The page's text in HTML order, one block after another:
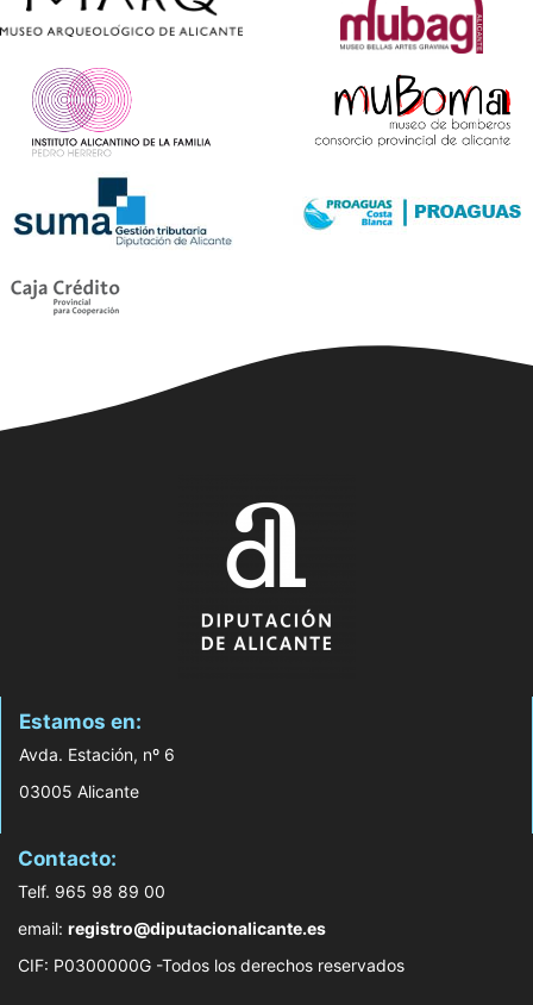
Estamos en:
Avda. Estación, nº 6
03005 Alicante
Contacto:
Telf. 965 98 89 00
email: registro@diputacionalicante.es
CIF: P0300000G -Todos los derechos reservados